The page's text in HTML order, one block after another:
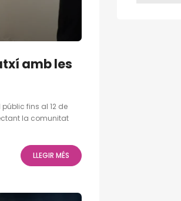
amb les
fins al 12 de
la comunitat
LLEGIR MÉS